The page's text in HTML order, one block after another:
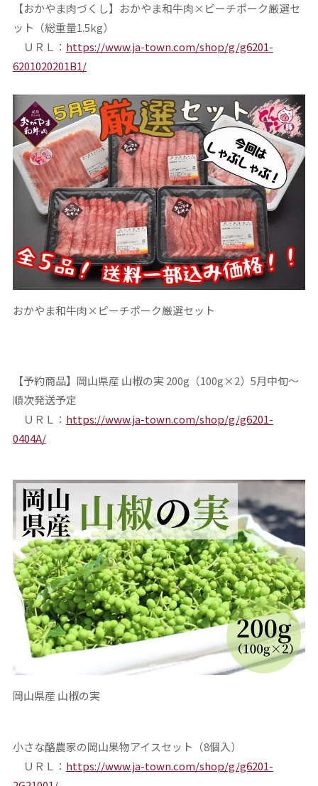
【おかやま肉づくし】おかやま和牛肉×ピーチポーク厳選セ
ット（総重量1.5kg）
ＵＲＬ： https://www.ja-town.com/shop/g/g6201-
6201020201B1/
おかやま和牛肉×ピーチポーク厳選セット
【予約商品】岡山県産 山椒の実 200g（100g×2）5月中旬～
順次発送予定
ＵＲＬ： https://www.ja-town.com/shop/g/g6201-
0404A/
岡山県産 山椒の実
小さな酪農家の岡山果物アイスセット（8個入）
ＵＲＬ： https://www.ja-town.com/shop/g/g6201-